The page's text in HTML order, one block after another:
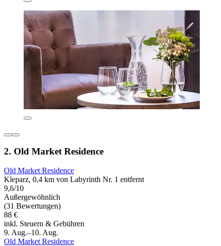
2. Old Market Residence
Old Market Residence
Kleparz, 0,4 km von Labyrinth Nr. 1 entfernt
9,6/10
Außergewöhnlich
(31 Bewertungen)
88 €
inkl. Steuern & Gebühren
9. Aug.–10. Aug.
Old Market Residence